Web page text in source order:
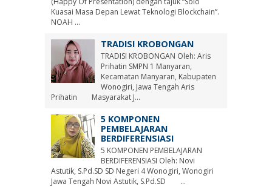
Kuasai Masa Depan Lewat Teknologi Blockchain”.
NOAH ...
TRADISI KROBONGAN
TRADISI KROBONGAN Oleh: Aris
Prihatin SMPN 1 Manyaran,
Kecamatan Manyaran, Kabupaten
Wonogiri, Jawa Tengah Aris
Prihatin Masyarakat J...
5 KOMPONEN
PEMBELAJARAN
BERDIFERENSIASI
5 KOMPONEN PEMBELAJARAN
BERDIFERENSIASI Oleh: Novi
Astutik, S.Pd.SD SD Negeri 4 Wonogiri, Wonogiri
Jawa Tengah Novi Astutik, S.Pd.SD ...